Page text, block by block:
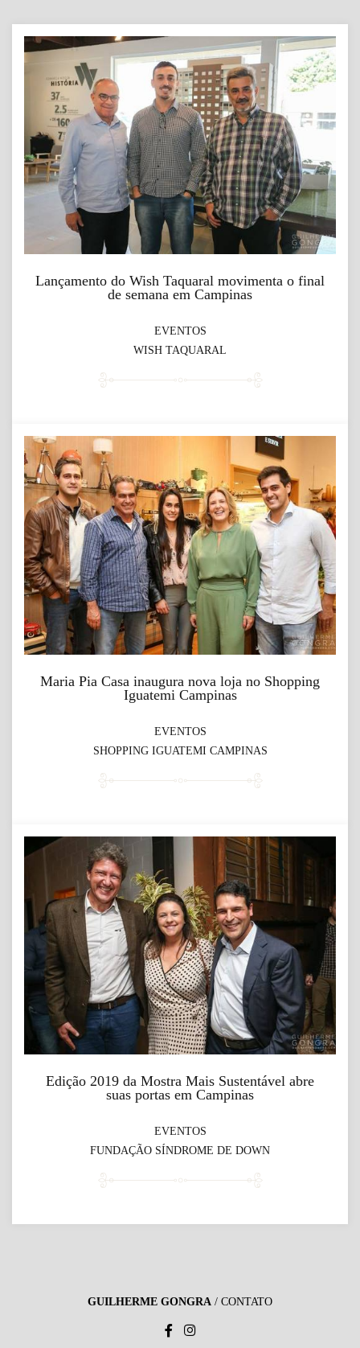
Lançamento do Wish Taquaral movimenta o final
de semana em Campinas
EVENTOS
WISH TAQUARAL
Maria Pia Casa inaugura nova loja no Shopping
Iguatemi Campinas
EVENTOS
SHOPPING IGUATEMI CAMPINAS
Edição 2019 da Mostra Mais Sustentável abre
suas portas em Campinas
EVENTOS
FUNDAÇÃO SÍNDROME DE DOWN
GUILHERME GONGRA / CONTATO